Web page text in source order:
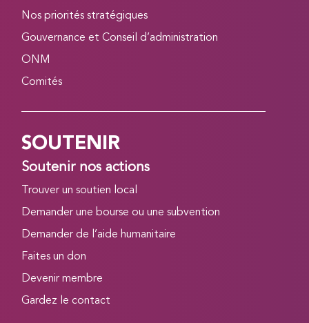
Nos priorités stratégiques
Gouvernance et Conseil d’administration
ONM
Comités
SOUTENIR
Soutenir nos actions
Trouver un soutien local
Demander une bourse ou une subvention
Demander de l’aide humanitaire
Faites un don
Devenir membre
Gardez le contact